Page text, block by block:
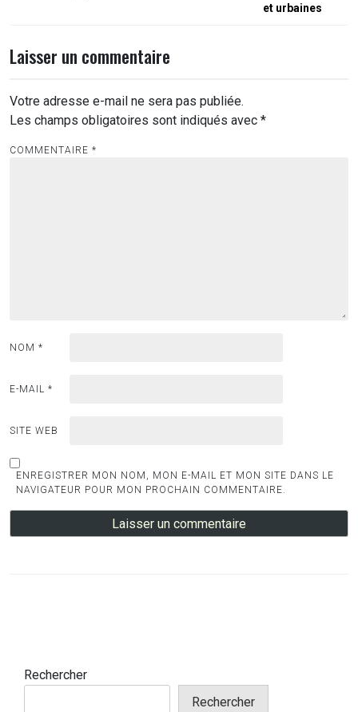
et urbaines
Laisser un commentaire
Votre adresse e-mail ne sera pas publiée.
Les champs obligatoires sont indiqués avec *
COMMENTAIRE *
NOM *
E-MAIL *
SITE WEB
ENREGISTRER MON NOM, MON E-MAIL ET MON SITE DANS LE
NAVIGATEUR POUR MON PROCHAIN COMMENTAIRE.
Rechercher
Rechercher